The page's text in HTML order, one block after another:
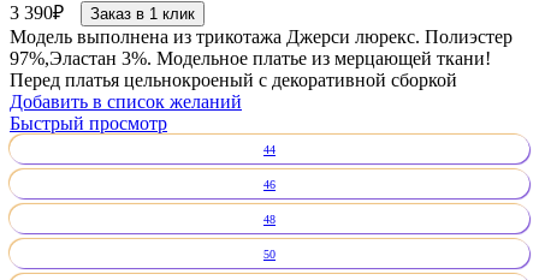
3 390₽ Заказ в 1 клик
Модель выполнена из трикотажа Джерси люрекс. Полиэстер
97%,Эластан 3%. Модельное платье из мерцающей ткани!
Перед платья цельнокроеный с декоративной сборкой
Добавить в список желаний
Быстрый просмотр
44
46
48
50